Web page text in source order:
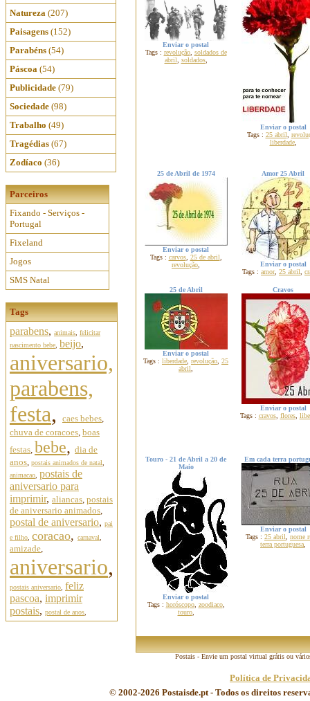
Natureza (207)
Paisagens (152)
Parabéns (54)
Páscoa (54)
Publicidade (79)
Sociedade (98)
Trabalho (49)
Tragédias (67)
Zodíaco (36)
Parceiros
Fixando - Serviços -
Portugal
Fixeland
Jogos
SMS Natal
Tags
parabens, animais felicitar
nascimento bebe beijo,
aniversario,
parabens,
festa, caes bebes,
chuva de coracoes, boas
festas, bebe, dia de
anos, postais animados de natal
animacao postais de
aniversario para
imprimir, aliancas, postais
de aniversario animados,
postal de aniversario, pai
e filho coracao, carnaval
amizade,
aniversario,
postais aniversario feliz
pascoa, imprimir
postais, postal de anos
Enviar o postal
Tags : revolução, soldados de
abril, soldados,
Enviar o postal
Tags : 25 abril
liberdade,
25 de Abril de 1974
Enviar o postal
Tags : carvos, 25 de abril
revolução
Amor 25 Abril
Enviar o postal
Tags : amor, 25 abril
25 de Abril
Enviar o postal
Tags : liberdade revolução 25
abril
Cravos
Enviar o postal
Tags : cravos, flores,
Touro - 21 de Abril a 20 de
Maio
Enviar o postal
Tags : horóscopo, zoodiaco,
touro,
Em cada terra
Enviar o postal
Tags : 25 abril
nome
terra portuguesa
Postais - Envie um postal virtual grátis ou
Política de
© 2002-2026 Postaisde.pt - Todos os direitos